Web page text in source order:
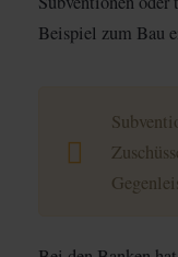
Beispiel zum Bau